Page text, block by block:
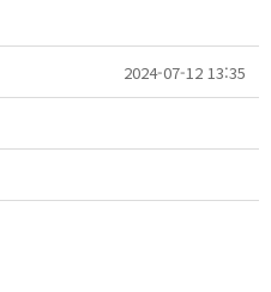
2024-07-12 13:35